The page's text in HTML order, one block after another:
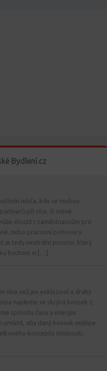
Bydlení.cz
místa, kde se mohou
při více, či méně
sloužit i zaměstnancům pro
nebo pracovní pohovory.
je tedy neutrální prostor, který
bychom si […]
více než jen exkluzivní a drahý
najdeme se skrývá kousek z
spoustu času a energie.
umístit, aby daný kousek nejlépe
konceptu místnosti.